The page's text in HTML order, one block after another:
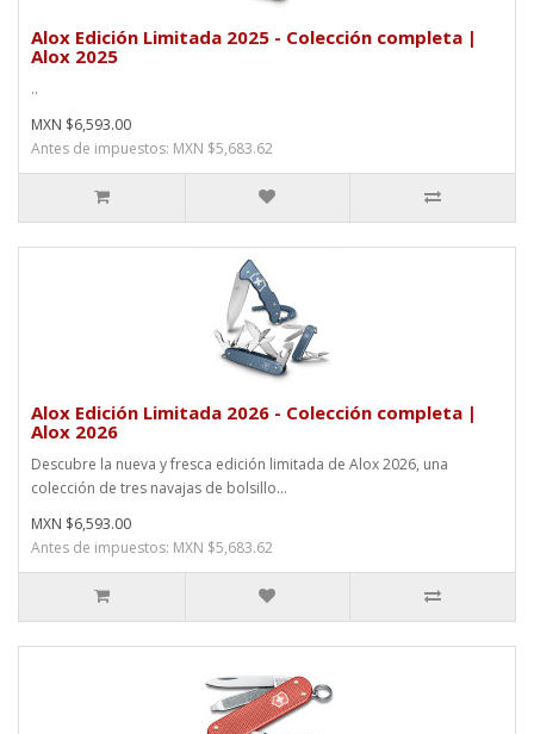
Alox Edición Limitada 2025 - Colección completa |
Alox 2025
..
MXN $6,593.00
Antes de impuestos: MXN $5,683.62
Alox Edición Limitada 2026 - Colección completa |
Alox 2026
Descubre la nueva y fresca edición limitada de Alox 2026, una
colección de tres navajas de bolsillo...
MXN $6,593.00
Antes de impuestos: MXN $5,683.62